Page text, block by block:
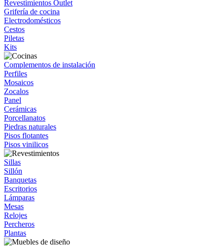
Revestimientos Outlet
Grifería de cocina
Electrodomésticos
Cestos
Piletas
Kits
Complementos de instalación
Perfiles
Mosaicos
Zocalos
Panel
Cerámicas
Porcellanatos
Piedras naturales
Pisos flotantes
Pisos vinilicos
Sillas
Sillón
Banquetas
Escritorios
Lámparas
Mesas
Relojes
Percheros
Plantas